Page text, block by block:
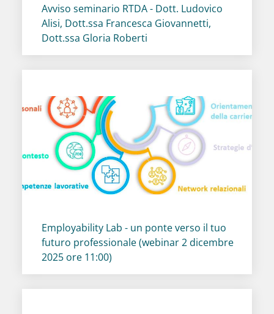
Titolo card:
Avviso seminario RTDA - Dott. Ludovico
Alisi, Dott.ssa Francesca Giovannetti,
Dott.ssa Gloria Roberti
Titolo card:
Employability Lab - un ponte verso il tuo
futuro professionale (webinar 2 dicembre
2025 ore 11:00)